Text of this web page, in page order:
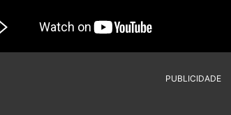
PUBLICIDADE